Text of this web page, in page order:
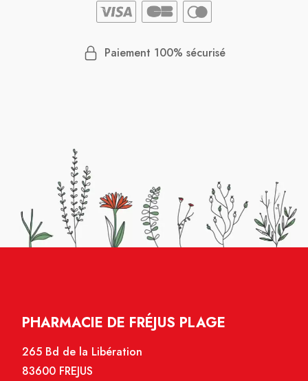
Paiement 100% sécurisé
PHARMACIE DE FRÉJUS PLAGE
265 Bd de la Libération
83600 FREJUS